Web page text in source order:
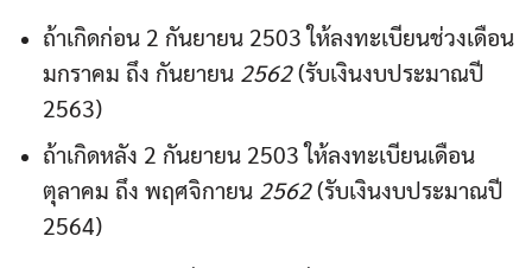
ถ้าเกิดก่อน 2 กันยายน 2503 ให้ลงทะเบียนช่วงเดือน
มกราคม ถึง กันยายน 2562(รับเงินงบประมาณปี
2563)
ถ้าเกิดหลัง 2 กันยายน 2503 ให้ลงทะเบียนเดือน
ตุลาคม ถึง พฤศจิกายน 2562(รับเงินงบประมาณปี
2564)